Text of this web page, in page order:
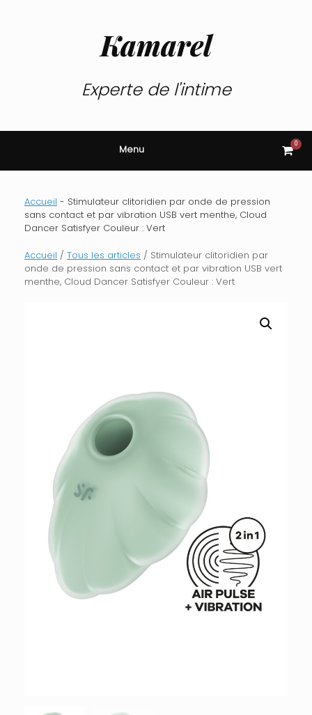
Kamarel
Experte de l'intime
Menu View
cart
0
Accueil - Stimulateur clitoridien par onde de pression
sans contact et par vibration USB vert menthe, Cloud
Dancer Satisfyer Couleur : Vert
Accueil / Tous les articles / Stimulateur clitoridien par
onde de pression sans contact et par vibration USB vert
menthe, Cloud Dancer Satisfyer Couleur : Vert